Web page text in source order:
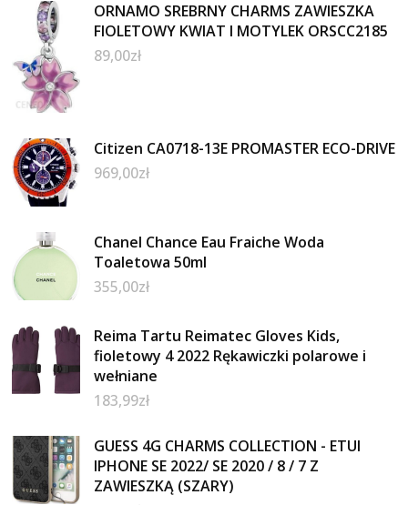
ORNAMO SREBRNY CHARMS ZAWIESZKA
FIOLETOWY KWIAT I MOTYLEK ORSCC2185
89,00zł
Citizen CA0718-13E PROMASTER ECO-DRIVE
969,00zł
Chanel Chance Eau Fraiche Woda
Toaletowa 50ml
355,00zł
Reima Tartu Reimatec Gloves Kids,
fioletowy 4 2022 Rękawiczki polarowe i
wełniane
183,99zł
GUESS 4G CHARMS COLLECTION - ETUI
IPHONE SE 2022/ SE 2020 / 8 / 7 Z
ZAWIESZKĄ (SZARY)